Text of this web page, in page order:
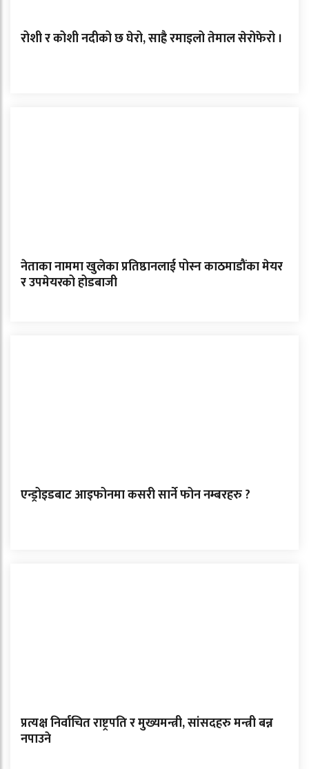
रोशी र कोशी नदीको छ घेरो, साह्रै रमाइलो तेमाल सेरोफेरो ।
नेताका नाममा खुलेका प्रतिष्ठानलाई पोस्न काठमाडौंका मेयर
र उपमेयरको होडबाजी
एन्ड्रोइडबाट आइफोनमा कसरी सार्ने फोन नम्बरहरु ?
प्रत्यक्ष निर्वाचित राष्ट्रपति र मुख्यमन्त्री, सांसदहरु मन्त्री बन्न
नपाउने